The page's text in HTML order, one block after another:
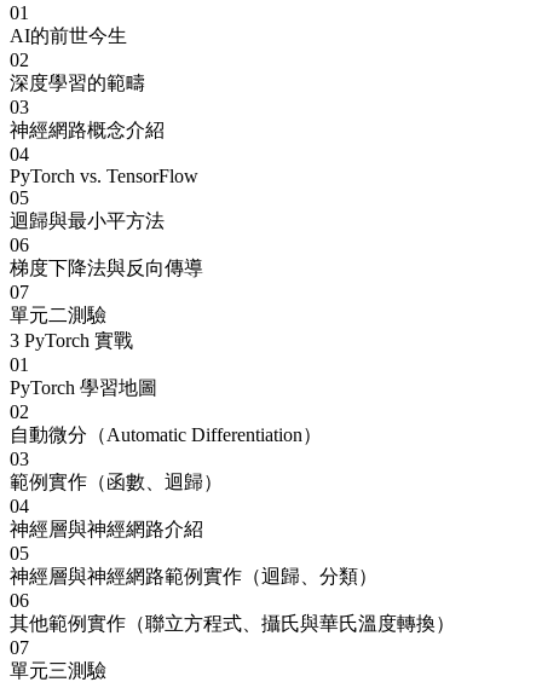
01
AI的前世今生
02
深度學習的範疇
03
神經網路概念介紹
04
PyTorch vs. TensorFlow
05
迴歸與最小平方法
06
梯度下降法與反向傳導
07
單元二測驗
3 PyTorch 實戰
01
PyTorch 學習地圖
02
自動微分（Automatic Differentiation）
03
範例實作（函數、迴歸）
04
神經層與神經網路介紹
05
神經層與神經網路範例實作（迴歸、分類）
06
其他範例實作（聯立方程式、攝氏與華氏溫度轉換）
07
單元三測驗